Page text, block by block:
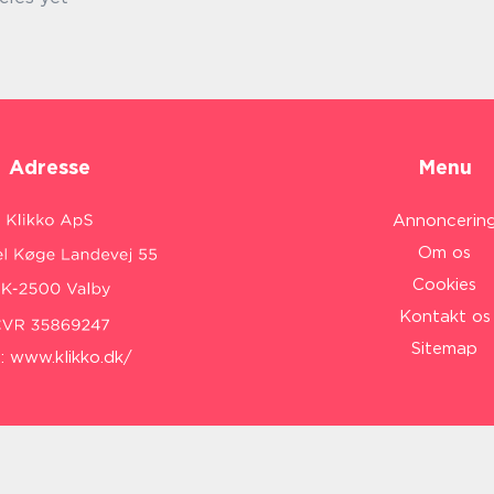
Adresse
www.klikko.dk/
Menu
Om os
Cookies
Kontakt os
Sitemap